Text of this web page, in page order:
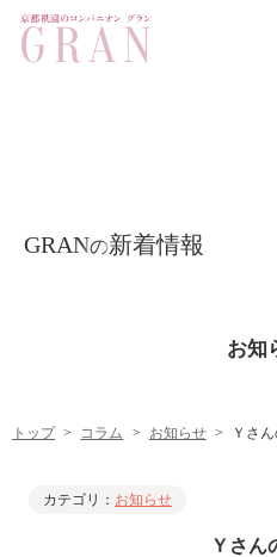
GRANの新着情報
お知
トップ コラム お知らせ Ｙさ
カテゴリ： お知らせ
Ｙさん